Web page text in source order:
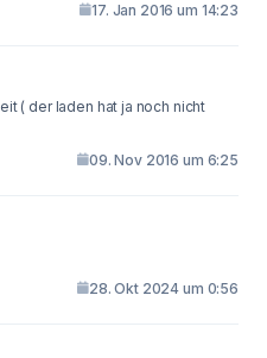
17. Jan 2016 um 14:23
( der laden hat ja noch nicht
09. Nov 2016 um 6:25
28. Okt 2024 um 0:56